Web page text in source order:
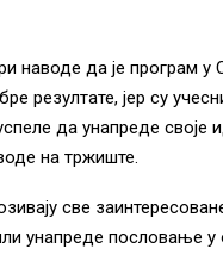
наводе да је програм у
резултате, јер су
да унапреде своје
на тржиште.
све
унапреде пословање у